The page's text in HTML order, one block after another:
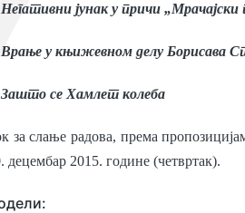
Негативни јунак у причи
Врање у књижевном делу Борисава
Зашто се Хамлет колеба
за слање радова, према
децембар 2015. године (четвртак).